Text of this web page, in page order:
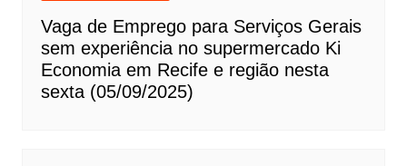
Vaga de Emprego para Serviços Gerais
sem experiência no supermercado Ki
Economia em Recife e região nesta
sexta (05/09/2025)